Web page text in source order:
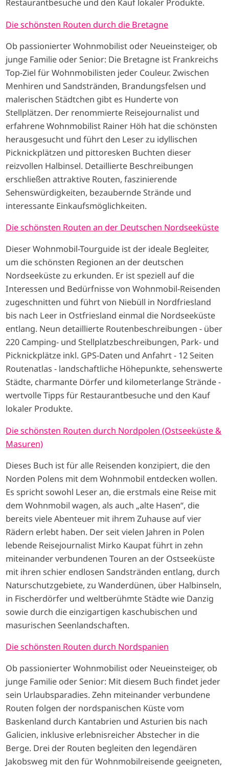
Restaurantbesuche und den Kauf lokaler Produkte.
Die schönsten Routen durch die Bretagne
Ob passionierter Wohnmobilist oder Neueinsteiger, ob
junge Familie oder Senior: Die Bretagne ist Frankreichs
Top-Ziel für Wohnmobilisten jeder Couleur. Zwischen
Menhiren und Sandstränden, Brandungsfelsen und
malerischen Städtchen gibt es Hunderte von
Stellplätzen. Der renommierte Reisejournalist und
erfahrene Wohnmobilist Rainer Höh hat die schönsten
herausgesucht und führt den Leser zu idyllischen
Picknickplätzen und pittoresken Buchten dieser
reizvollen Halbinsel. Detaillierte Beschreibungen
erschließen attraktive Routen, faszinierende
Sehenswürdigkeiten, bezaubernde Strände und
interessante Einkaufsmöglichkeiten.
Die schönsten Routen an der Deutschen Nordseeküste
Dieser Wohnmobil-Tourguide ist der ideale Begleiter,
um die schönsten Regionen an der deutschen
Nordseeküste zu erkunden. Er ist speziell auf die
Interessen und Bedürfnisse von Wohnmobil-Reisenden
zugeschnitten und führt von Niebüll in Nordfriesland
bis nach Leer in Ostfriesland einmal die Nordseeküste
entlang. Neun detaillierte Routenbeschreibungen - über
220 Camping- und Stellplatzbeschreibungen, Park- und
Picknickplätze inkl. GPS-Daten und Anfahrt - 12 Seiten
Routenatlas - landschaftliche Höhepunkte, sehenswerte
Städte, charmante Dörfer und kilometerlange Strände -
wertvolle Tipps für Restaurantbesuche und den Kauf
lokaler Produkte.
Die schönsten Routen durch Nordpolen (Ostseeküste &
Masuren)
Dieses Buch ist für alle Reisenden konzipiert, die den
Norden Polens mit dem Wohnmobil entdecken wollen.
Es spricht sowohl Leser an, die erstmals eine Reise mit
dem Wohnmobil wagen, als auch „alte Hasen“, die
bereits viele Abenteuer mit ihrem Zuhause auf vier
Rädern erlebt haben. Der seit vielen Jahren in Polen
lebende Reisejournalist Mirko Kaupat führt in zehn
miteinander verbundenen Touren an der Ostseeküste
mit ihren schier endlosen Sandstränden entlang, durch
Naturschutzgebiete, zu Wanderdünen, über Halbinseln,
in Fischerdörfer und weltberühmte Städte wie Danzig
sowie durch die einzigartigen kaschubischen und
masurischen Seenlandschaften.
Die schönsten Routen durch Nordspanien
Ob passionierter Wohnmobilist oder Neueinsteiger, ob
junge Familie oder Senior: Mit diesem Buch findet jeder
sein Urlaubsparadies. Zehn miteinander verbundene
Routen folgen der nordspanischen Küste vom
Baskenland durch Kantabrien und Asturien bis nach
Galicien, inklusive erlebnisreicher Abstecher in die
Berge. Drei der Routen begleiten den legendären
Jakobsweg mit den für Wohnmobilreisende geeigneten,